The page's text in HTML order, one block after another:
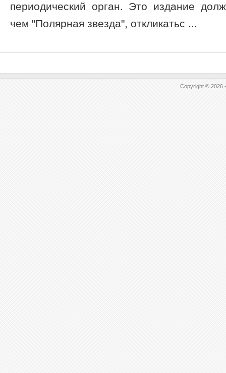
периодический орган. Это издание
чем "Полярная звезда", откликатьс ...
Copyright © 2026